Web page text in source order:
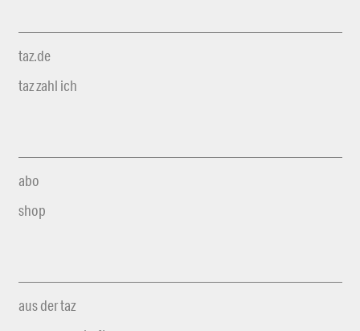
taz.de
taz zahl ich
abo
shop
aus der taz